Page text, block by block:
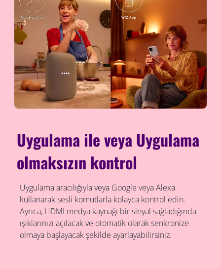
Uygulama ile veya Uygulama
olmaksızın kontrol
Uygulama aracılığıyla veya Google veya Alexa
kullanarak sesli komutlarla kolayca kontrol edin.
Ayrıca, HDMI medya kaynağı bir sinyal sağladığında
ışıklarınızı açılacak ve otomatik olarak senkronize
olmaya başlayacak şekilde ayarlayabilirsiniz.